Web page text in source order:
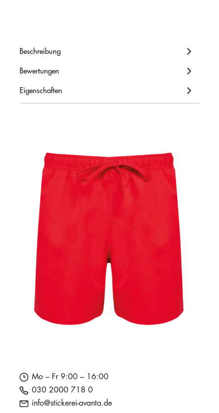
Beschreibung
Bewertungen
Eigenschaften
Mo – Fr 9:00 – 16:00
030 2000 718 0
info@stickerei-avanta.de